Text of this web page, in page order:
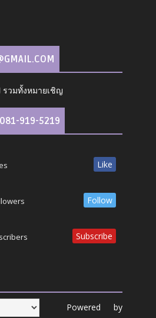
วมทั้งหมายเชิญ
919-5219
Like
Follow
Subscribe
Powered by